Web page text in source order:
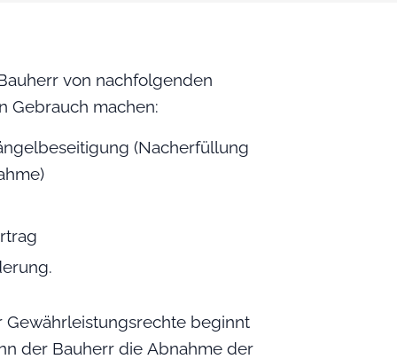
von nachfolgenden
Gebrauch machen:
(Nacherfüllung
Gewährleistungsrechte beginnt
der Bauherr die Abnahme der